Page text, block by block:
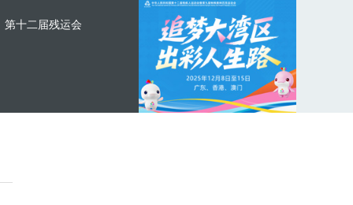
第十二届残运会